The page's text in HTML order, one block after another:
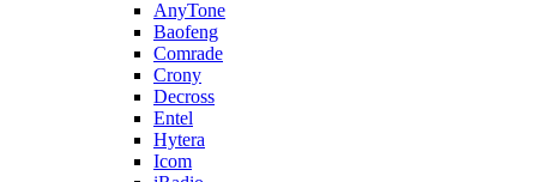
AnyTone
Baofeng
Comrade
Crony
Decross
Entel
Hytera
Icom